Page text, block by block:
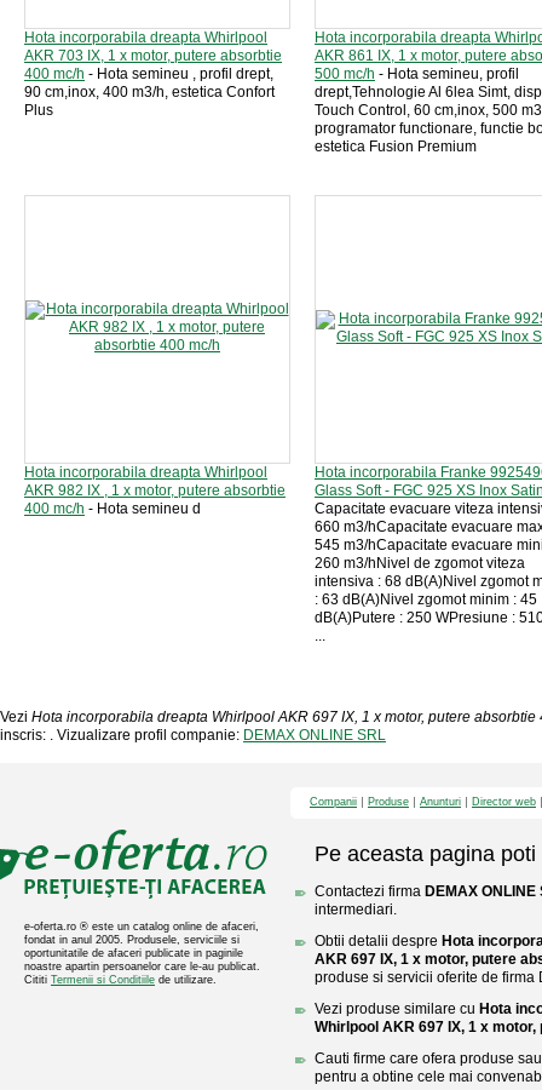
Hota incorporabila dreapta Whirlpool
AKR 703 IX, 1 x motor, putere absorbtie
400 mc/h - Hota semineu , profil drept,
90 cm,inox, 400 m3/h, estetica Confort
Plus
Hota incorporabila dreapta
AKR 861 IX, 1 x motor, putere
500 mc/h - Hota semineu, profil
drept,Tehnologie Al 6lea Simt,
Touch Control, 60 cm,inox, 500
programator functionare, functie
estetica Fusion Premium
Hota incorporabila dreapta Whirlpool
AKR 982 IX , 1 x motor, putere absorbtie
400 mc/h - Hota semineu d
Hota incorporabila Franke
Glass Soft - FGC 925 XS Inox
Capacitate evacuare viteza
660 m3/hCapacitate evacuare
545 m3/hCapacitate evacuare
260 m3/hNivel de zgomot viteza
intensiva : 68 dB(A)Nivel zgomot
: 63 dB(A)Nivel zgomot minim : 45
dB(A)Putere : 250 WPresiune :
...
Vezi Hota incorporabila dreapta Whirlpool AKR 697 IX, 1 x motor, putere absorbtie
inscris: . Vizualizare profil companie: DEMAX ONLINE SRL
e-oferta.ro ® este un catalog online de afaceri,
fondat in anul 2005. Produsele, serviciile si
oportunitatile de afaceri publicate in paginile
noastre apartin persoanelor care le-au publicat.
Cititi Termenii si Conditiile de utilizare.
Companii Produse Anunturi Director web
Pe aceasta pagina poti
Contactezi firma DEMAX ONLINE
intermediari.
Obtii detalii despre Hota
AKR 697 IX, 1 x motor, putere
produse si servicii oferite de firma
Vezi produse similare cu Hota
Whirlpool AKR 697 IX, 1 x
Cauti firme care ofera produse
pentru a obtine cele mai